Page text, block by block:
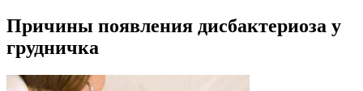
Причины появления дисбактериоза у
грудничка